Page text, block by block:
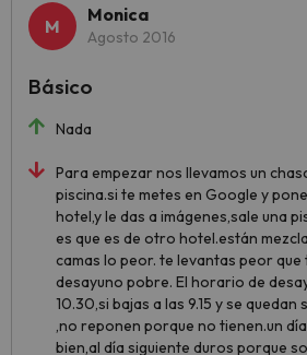
Monica
Agosto 2016
Nada
Para empezar nos llevamos un
piscina.si te metes en Google y
hotel,y le das a imágenes,sale una
es que es de otro hotel.están
camas lo peor. te levantas peor que
desayuno pobre. El horario de
10.30,si bajas a las 9.15 y se quedan
,no reponen porque no tienen.un
bien,al día siguiente duros porque
Básico